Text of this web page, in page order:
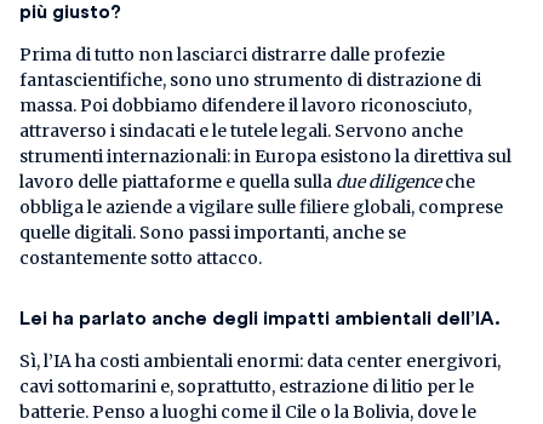
più giusto?
Prima di tutto non lasciarci distrarre dalle profezie
fantascientifiche, sono uno strumento di distrazione di
massa. Poi dobbiamo difendere il lavoro riconosciuto,
attraverso i sindacati e le tutele legali. Servono anche
strumenti internazionali: in Europa esistono la direttiva sul
lavoro delle piattaforme e quella sulla due diligenceche
obbliga le aziende a vigilare sulle filiere globali, comprese
quelle digitali. Sono passi importanti, anche se
costantemente sotto attacco.
Lei ha parlato anche degli impatti ambientali dell’IA.
Sì, l’IA ha costi ambientali enormi: data center energivori,
cavi sottomarini e, soprattutto, estrazione di litio per le
batterie. Penso a luoghi come il Cile o la Bolivia, dove le